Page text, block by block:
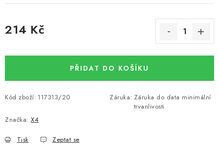
214 Kč
PŘIDAT DO KOŠÍKU
Kód zboží: 117313/20 Záruka: Záruka do data minimální
trvanlivosti
Značka: X4
Tisk Zeptat se